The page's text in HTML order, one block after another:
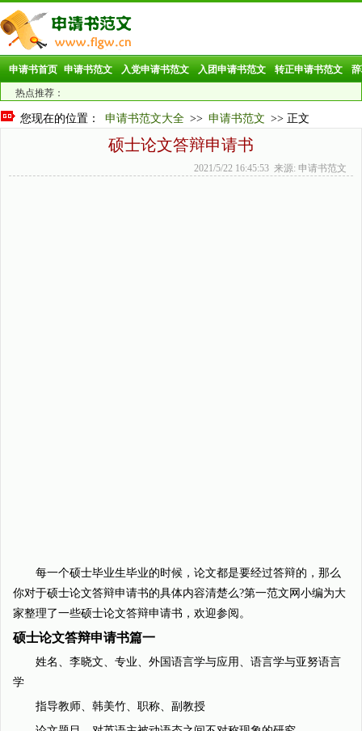
申请书首页 申请书范文 入党申请书范文 入团申请书范文 转正申请书范文
热点推荐：
您现在的位置： 申请书范文大全 >> 申请书范文 >> 正文
硕士论文答辩申请书
2021/5/22 16:45:53 来源: 申请书范文
每一个硕士毕业生毕业的时候，论文都是要经过答辩的，那么
你对于硕士论文答辩申请书的具体内容清楚么?第一范文网小编为大
家整理了一些硕士论文答辩申请书，欢迎参阅。
硕士论文答辩申请书篇一
姓名、李晓文、专业、外国语言学与应用、语言学与亚努语言
学
指导教师、韩美竹、职称、副教授